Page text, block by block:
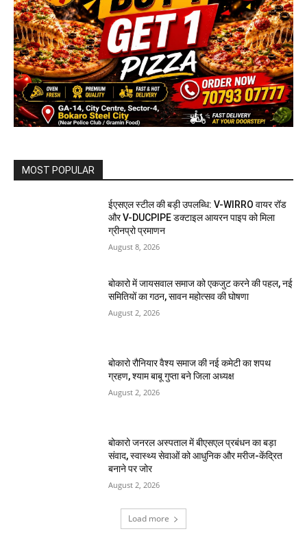
MOST POPULAR
ईएसएल स्टील की बड़ी उपलब्धि: V-WIRRO वायर रॉड
और V-DUCPIPE डक्टाइल आयरन पाइप को मिला
ग्रीनप्रो प्रमाणन
August 8, 2026
बोकारो में जायसवाल समाज को एकजुट करने की पहल, नई
समितियों का गठन, सावन महोत्सव की घोषणा
August 2, 2026
बोकारो रौनियार वैश्य समाज की नई कमेटी का शपथ
ग्रहण, श्याम बाबू गुप्ता बने जिला अध्यक्ष
August 2, 2026
बोकारो जनरल अस्पताल में बीएसएल प्रबंधन का बड़ा
संवाद, स्वास्थ्य सेवाओं को आधुनिक और मरीज-केंद्रित
बनाने पर जोर
August 2, 2026
Load more